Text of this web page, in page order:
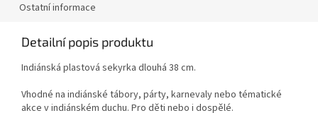
Ostatní informace
Detailní popis produktu
Indiánská plastová sekyrka dlouhá 38 cm.
Vhodné na indiánské tábory, párty, karnevaly nebo tématické
akce v indiánském duchu. Pro děti nebo i dospělé.